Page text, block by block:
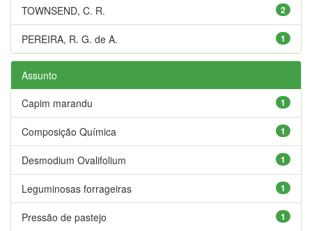
2
TOWNSEND, C. R.
1
PEREIRA, R. G. de A.
Assunto
1
Capim marandu
1
Composição Química
1
Desmodium Ovalifolium
1
Leguminosas forrageiras
1
Pressão de pastejo